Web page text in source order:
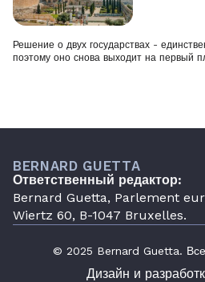
Решение о двух государствах -
поэтому оно снова выходит на первый
BERNARD GUETTA
Ответственный редактор:
Bernard Guetta, Parlement
Wiertz 60, B-1047 Bruxelles.
© 2025 Bernard Guetta.
Дизайн и